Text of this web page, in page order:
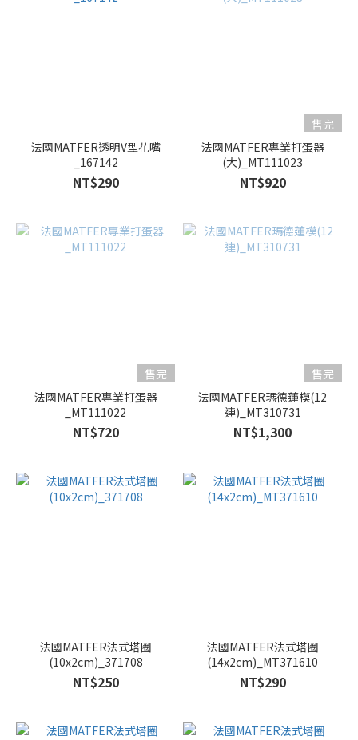
法國MATFER透明V型花嘴
_167142
NT$290
售完
法國MATFER專業打蛋器
(大)_MT111023
NT$920
售完
法國MATFER專業打蛋器
_MT111022
NT$720
售完
法國MATFER瑪德蓮模(12
連)_MT310731
NT$1,300
法國MATFER法式塔圈
(10x2cm)_371708
NT$250
法國MATFER法式塔圈
(14x2cm)_MT371610
NT$290